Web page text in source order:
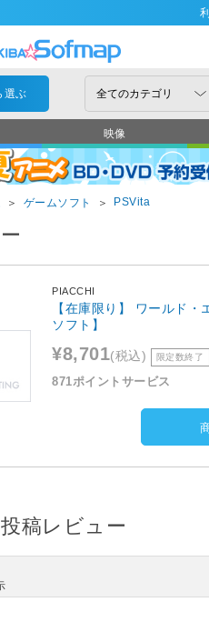
選ぶ
映像
＞ ゲームソフト ＞ PSVita
PIACCHI
【在庫限り】 ワールド
ソフト】
¥8,701(税込) 限定数終了
871ポイントサービス
稿レビュー